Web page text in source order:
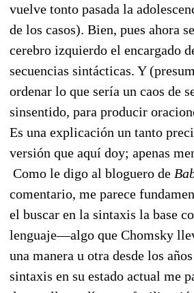
vuelve tonto pasada la
de los casos). Bien, pues ahora
cerebro izquierdo el encargado
secuencias sintácticas. Y
ordenar lo que sería un caos de
sinsentido, para producir
Es una explicación un tanto
versión que aquí doy; apenas
Como le digo al bloguero de
comentario, me parece
el buscar en la sintaxis la base
lenguaje—algo que Chomsky
una manera u otra desde los
sintaxis en su estado actual me